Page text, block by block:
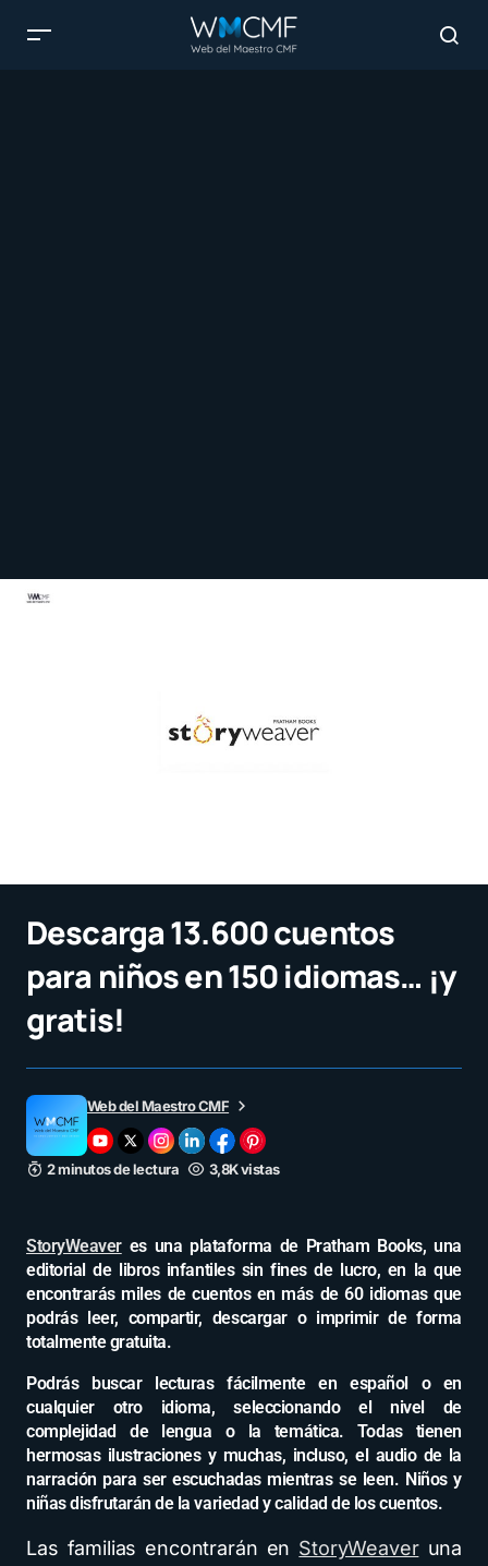
Descarga 13.600 cuentos
para niños en 150 idiomas… ¡y
gratis!
Web del Maestro CMF
2 minutos de lectura 3,8K vistas
StoryWeaveres una plataforma de Pratham Books, una
editorial de libros infantiles sin fines de lucro, en la que
encontrarás miles de cuentos en más de 60 idiomas que
podrás leer, compartir, descargar o imprimir de forma
totalmente gratuita.
Podrás buscar lecturas fácilmente en español o en
cualquier otro idioma, seleccionando el nivel de
complejidad de lengua o la temática. Todas tienen
hermosas ilustraciones y muchas, incluso, el audio de la
narración para ser escuchadas mientras se leen. Niños y
niñas disfrutarán de la variedad y calidad de los cuentos.
Las familias encontrarán en StoryWeaveruna